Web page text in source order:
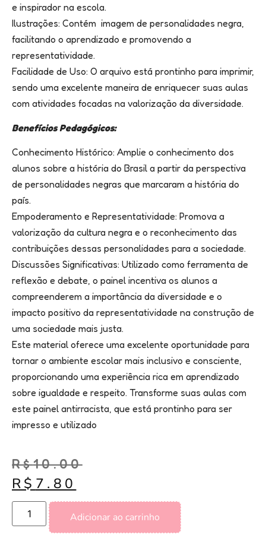
e inspirador na escola.
Ilustrações: Contém imagem de personalidades negra,
facilitando o aprendizado e promovendo a
representatividade.
Facilidade de Uso: O arquivo está prontinho para imprimir,
sendo uma excelente maneira de enriquecer suas aulas
com atividades focadas na valorização da diversidade.
Benefícios Pedagógicos:
Conhecimento Histórico: Amplie o conhecimento dos
alunos sobre a história do Brasil a partir da perspectiva
de personalidades negras que marcaram a história do
país.
Empoderamento e Representatividade: Promova a
valorização da cultura negra e o reconhecimento das
contribuições dessas personalidades para a sociedade.
Discussões Significativas: Utilizado como ferramenta de
reflexão e debate, o painel incentiva os alunos a
compreenderem a importância da diversidade e o
impacto positivo da representatividade na construção de
uma sociedade mais justa.
Este material oferece uma excelente oportunidade para
tornar o ambiente escolar mais inclusivo e consciente,
proporcionando uma experiência rica em aprendizado
sobre igualdade e respeito. Transforme suas aulas com
este painel antirracista, que está prontinho para ser
impresso e utilizado
R$10.00
R$ 7.80
Adicionar ao carrinho